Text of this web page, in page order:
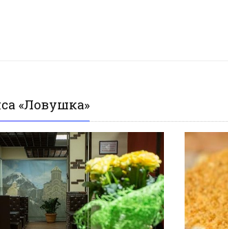
«Ловушка»